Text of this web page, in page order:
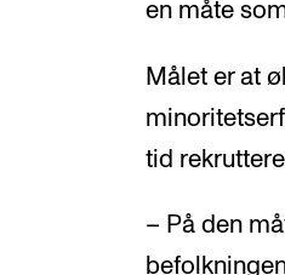
en måte
Målet er at
tid
– På den